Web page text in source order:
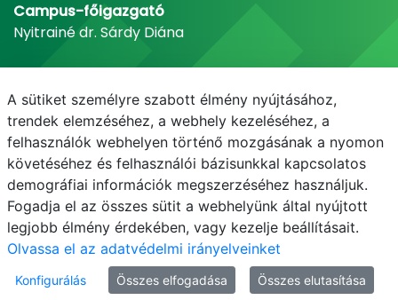
Campus-főigazgató
Nyitrainé dr. Sárdy Diána
© MATE 2021
A sütiket személyre szabott élmény nyújtásához,
trendek elemzéséhez, a webhely kezeléséhez, a
felhasználók webhelyen történő mozgásának a nyomon
követéséhez és felhasználói bázisunkkal kapcsolatos
demográfiai információk megszerzéséhez használjuk.
Fogadja el az összes sütit a webhelyünk által nyújtott
legjobb élmény érdekében, vagy kezelje beállításait.
Olvassa el az adatvédelmi irányelveinket
Konfigurálás Összes elfogadása Összes elutasítása